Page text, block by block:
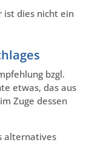
ist dies nicht ein
bzgl.
etwas, das aus
Zuge dessen
alternatives